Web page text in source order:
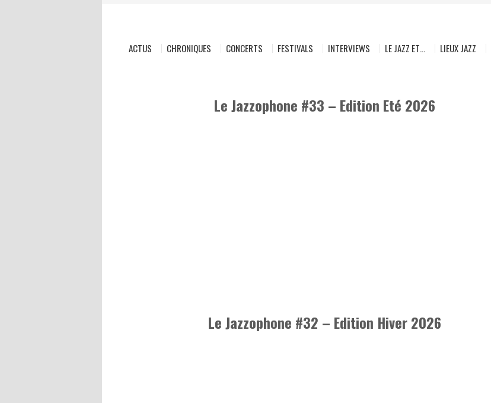
ACTUS CHRONIQUES CONCERTS FESTIVALS INTERVIEWS LE JAZZ ET… LIEUX JAZZ
Le Jazzophone #33 – Edition Eté 2026
Le Jazzophone #32 – Edition Hiver 2026